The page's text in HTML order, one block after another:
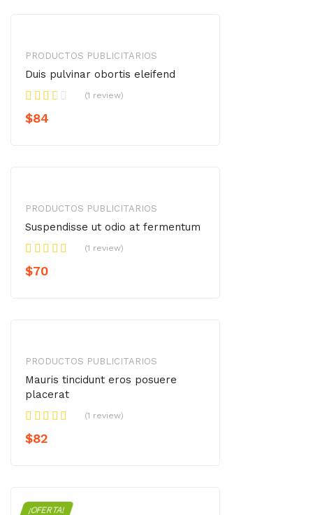
PRODUCTOS PUBLICITARIOS
Duis pulvinar obortis eleifend
(1 review)
$84
PRODUCTOS PUBLICITARIOS
Suspendisse ut odio at fermentum
(1 review)
$70
PRODUCTOS PUBLICITARIOS
Mauris tincidunt eros posuere
placerat
(1 review)
$82
¡OFERTA!